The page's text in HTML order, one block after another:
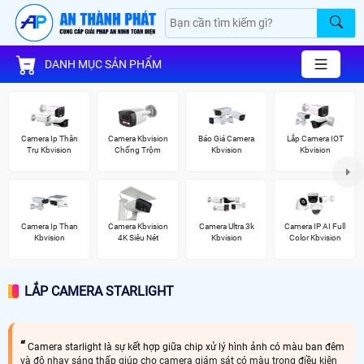
DANH MỤC SẢN PHẨM
Camera Ip Thân
Trụ Kbvision
Camera Kbvision
Chống Trộm
Báo Giá Camera
Kbvision
Lắp Camera IOT
Kbvision
Camera Ip Than
Kbvision
Camera Kbvision
4K Siêu Nét
Camera Ultra 3k
Kbvision
Camera IP AI Full
Color Kbvision
LẮP CAMERA STARLIGHT
Camera starlight là sự kết hợp giữa chip xử lý hình ảnh có màu ban đêm
và độ nhạy sáng thấp giúp cho camera giám sát có màu trong điều kiện